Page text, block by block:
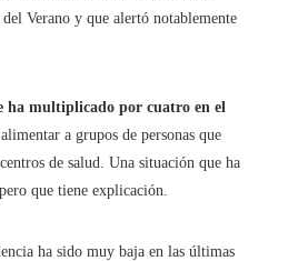
Verano y que alertó notablemente
ha multiplicado por cuatro en el
a grupos de personas que
de salud. Una situación que ha
que tiene explicación.
ha sido muy baja en las últimas